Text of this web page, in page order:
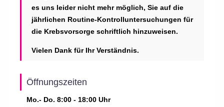
es uns leider nicht mehr möglich, Sie auf die
jährlichen Routine-Kontrolluntersuchungen für
die Krebsvorsorge schriftlich hinzuweisen.
Vielen Dank für Ihr Verständnis.
Öffnungszeiten
Mo.- Do. 8:00 - 18:00 Uhr